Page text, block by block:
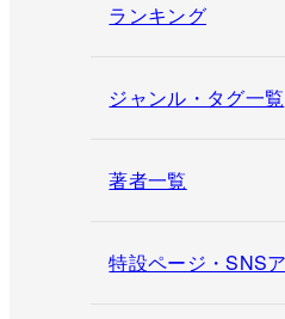
ランキング
ジャンル・タグ一覧
著者一覧
特設ページ・SNS